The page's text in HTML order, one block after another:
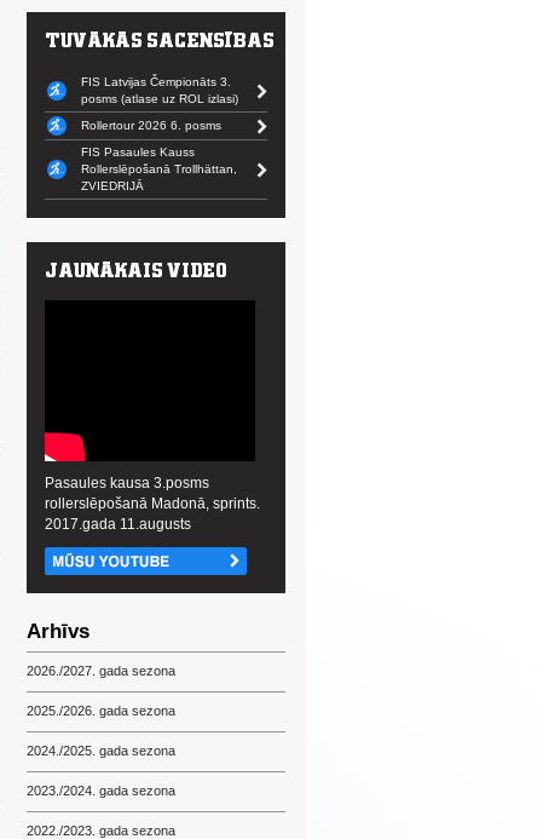
FIS Latvijas Čempionāts 3.
posms (atlase uz ROL izlasi)
Rollertour 2026 6. posms
FIS Pasaules Kauss
Rollerslēpošanā Trollhättan,
ZVIEDRIJĀ
Pasaules kausa 3.posms
rollerslēpošanā Madonā, sprints.
2017.gada 11.augusts
Arhīvs
2026./2027. gada sezona
2025./2026. gada sezona
2024./2025. gada sezona
2023./2024. gada sezona
2022./2023. gada sezona